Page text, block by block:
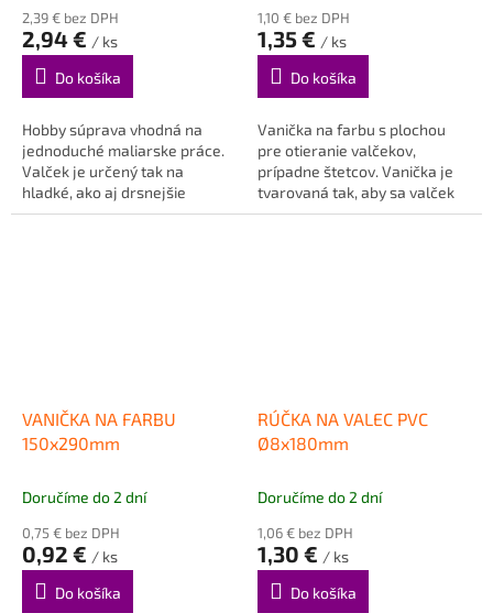
2,39 € bez DPH
2,94 € / ks
Do košíka
Hobby súprava vhodná na
jednoduché maliarske práce.
Valček je určený tak na
hladké, ako aj drsnejšie
povrchy.
1,10 € bez DPH
1,35 € / ks
Do košíka
Vanička na farbu s plochou
pre otieranie valčekov,
prípadne štetcov. Vanička je
tvarovaná tak, aby sa valček
neponoril celý do farby a...
VANIČKA NA FARBU
150x290mm
Doručíme do 2 dní
0,75 € bez DPH
0,92 € / ks
Do košíka
RÚČKA NA VALEC PVC
Ø8x180mm
Doručíme do 2 dní
1,06 € bez DPH
1,30 € / ks
Do košíka